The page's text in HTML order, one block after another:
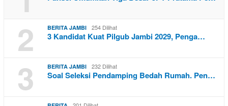
2 BERITA JAMBI 254 Dilihat
3 Kandidat Kuat Pilgub Jambi 2029, Penga…
3 BERITA JAMBI 232 Dilihat
Soal Seleksi Pendamping Bedah Rumah. Pen…